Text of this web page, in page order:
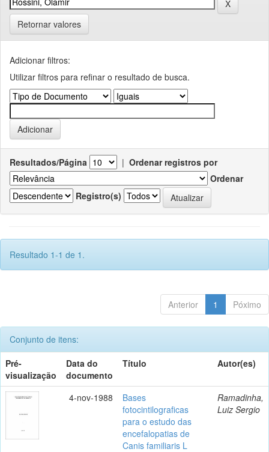
Retornar valores
Adicionar filtros:
Utilizar filtros para refinar o resultado de busca.
Resultados/Página | Ordenar registros por
Ordenar
Registro(s)
Resultado 1-1 de 1.
Anterior 1 Póximo
Conjunto de itens:
Pré-
visualização
Data do
documento
Título Autor(es)
4-nov-1988
Bases
fotocintilograficas
para o estudo das
encefalopatias de
Canis familiaris L
Ramadinha,
Luiz Sergio